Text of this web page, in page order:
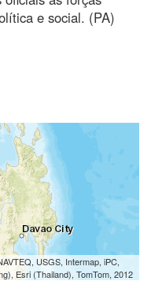
e social. (PA)
USGS, Intermap, iPC,
Esri (Thailand), TomTom, 2012